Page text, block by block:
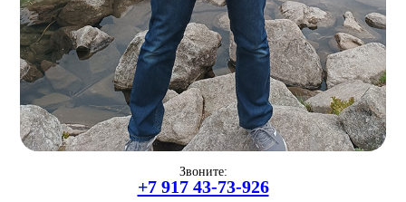
Звоните:
+7 917 43-73-926